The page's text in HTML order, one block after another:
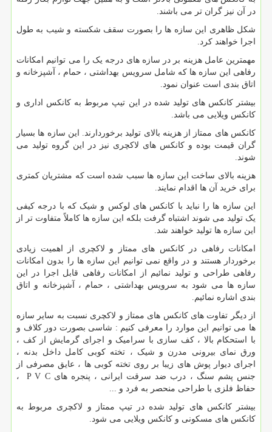
در آن نیز گران تر می باشند.
شکل ظاهری این سازه ها را بصورت سقف شکسته و شیب به طول
اجرا خواهند کرد.
مهمترین عامل هزینه بر در سازه های درجه یک را می توانیم امکانات
رفاهی این سازه ها که شامل سرویس بهداشتی ، حمام ، آشپزخانه و
اتاق بندی است عنوان نمود.
بیشتر کانکس های تولید شده در این تیپ مربوط به کانکس اداری و
کانکس ویلایی می باشد.
کانکس های ممتاز از هزینه بالای تولید برخوردارند. این سازه ها بسیار
گران قیمت بوده و کانکس های لاکچری نیز در این گروه تولید می
شوند.
هزینه بالای ساخت این سازه ها سبب شده است که مشتریان کمتری
برای خرید آن ها اقدام نمایند.
این سازه ها را نباید با کانکس های لوکس و شیک که با درجه کیفی
یک تولید می شوند اشتباه گرفت بلکه این سازه ها کاملاً متفاوت تر از
این سازه ها تولید خواهند شد.
امکانات رفاهی در کانکس های ممتاز و لاکچری از اهمیت زیادی
برخوردار هستند و در واقع نمی توانیم این سازه ها را بدون امکانات
رفاهی طراحی و تولید نمائیم از امکانات رفاهی قابل اجرا در این
سازه ها می شود به سرویس بهداشتی ، حمام ، آشپزخانه و اتاق
بندی اشاره نمائیم.
از دیگر تفاوت های کانکس های ممتاز و لاکچری نسبت به سایر سازه
ها می توانیم این موارد را معرفی کنیم : شاسی بصورت دور کلاف و
با استحکام بالا ، کف سازی با سرامیک و اجرای گرمایش از کف ،
ورق نمای بیرونی مدرن و شیک ، تخته کوبی کامل داخل بدنه ،
اجرای دیوار پوش های زیبا بر روی تخته کوبی ها ، عایق مصرفی از
جنس پشم سنگ ، درب ضد سرقت ایرانی ، پنجره های P V C ،
حفاظ فلزی با طراحی منحصر به فرد و ...
بیشتر کانکس های تولید شده در تیپ ممتاز و لاکچری مربوط به
کانکس های مسکونی و کانکس ویلایی می شود.